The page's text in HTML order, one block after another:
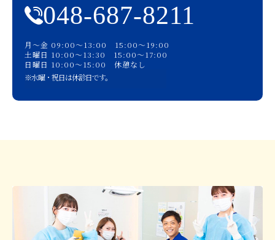
048-687-8211
月〜金 09:00〜13:00 15:00〜19:00
土曜日 10:00〜13:30 15:00〜17:00
日曜日 10:00〜15:00 休憩なし
※水曜・祝日は休診日です。